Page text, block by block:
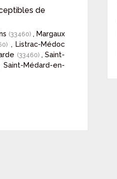
de
(33460), Margaux
, Listrac-Médoc
(33460) , Saint-
Saint-Médard-en-